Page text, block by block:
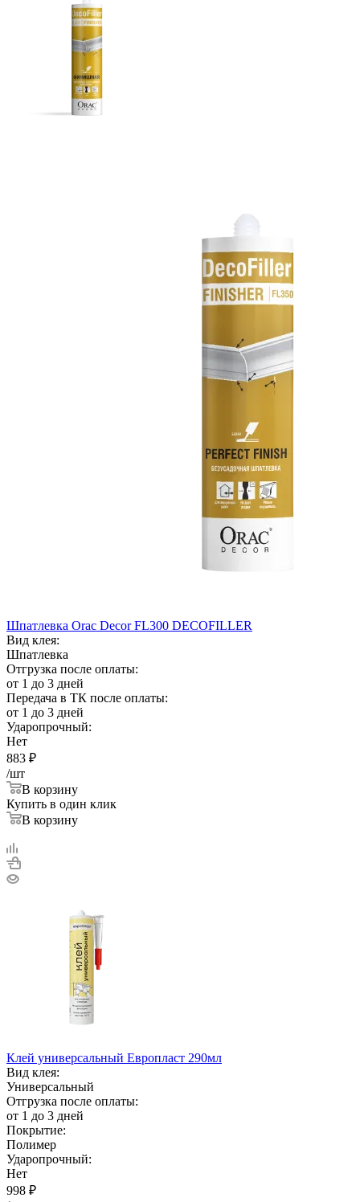
Шпатлевка Orac Decor FL300 DECOFILLER
Вид клея:
Шпатлевка
Отгрузка после оплаты:
от 1 до 3 дней
Передача в ТК после оплаты:
от 1 до 3 дней
Ударопрочный:
Нет
883 ₽
/шт
В корзину
Купить в один клик
В корзину
Клей универсальный Европласт 290мл
Вид клея:
Универсальный
Отгрузка после оплаты:
от 1 до 3 дней
Покрытие:
Полимер
Ударопрочный:
Нет
998 ₽